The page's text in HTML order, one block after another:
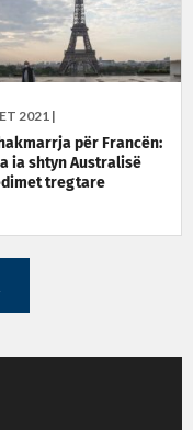
2021 |
për Francën:
ia shtyn Australisë
tregtare